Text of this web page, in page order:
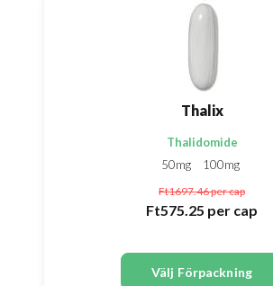
Thalix
Thalidomide
50mg
100mg
Ft1697.46per cap
Ft575.25 per cap
Välj Förpackning